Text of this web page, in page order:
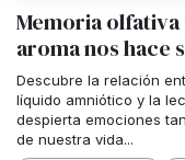
Memoria
aroma nos hace
Descubre la relación
líquido amniótico y la
despierta emociones
de nuestra vida...